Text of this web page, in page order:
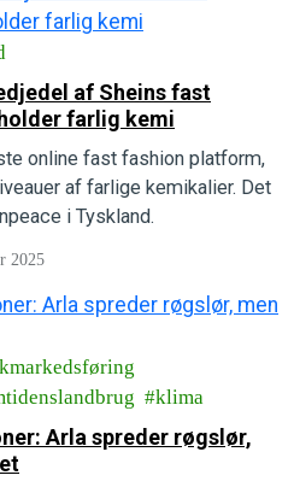
af Sheins fast
farlig kemi
online fast fashion platform,
af farlige kemikalier. Det
i Tyskland.
2025
klima
Arla spreder røgslør,